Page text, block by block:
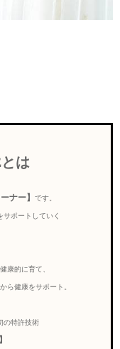
は
ナー】 です。
ポートしていく
康的に育て、
ら健康をサポート。
の特許技術